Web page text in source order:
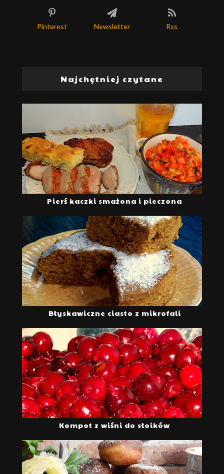
Pinterest Newsletter Rss
Najchętniej czytane
Pierś kaczki smażona i pieczona
Błyskawiczne ciasto z mikrofali
Kompot z wiśni do słoików